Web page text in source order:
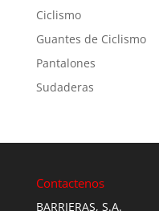
Ciclismo
Guantes de Ciclismo
Pantalones
Sudaderas
Contactenos
BARRIERAS, S.A.